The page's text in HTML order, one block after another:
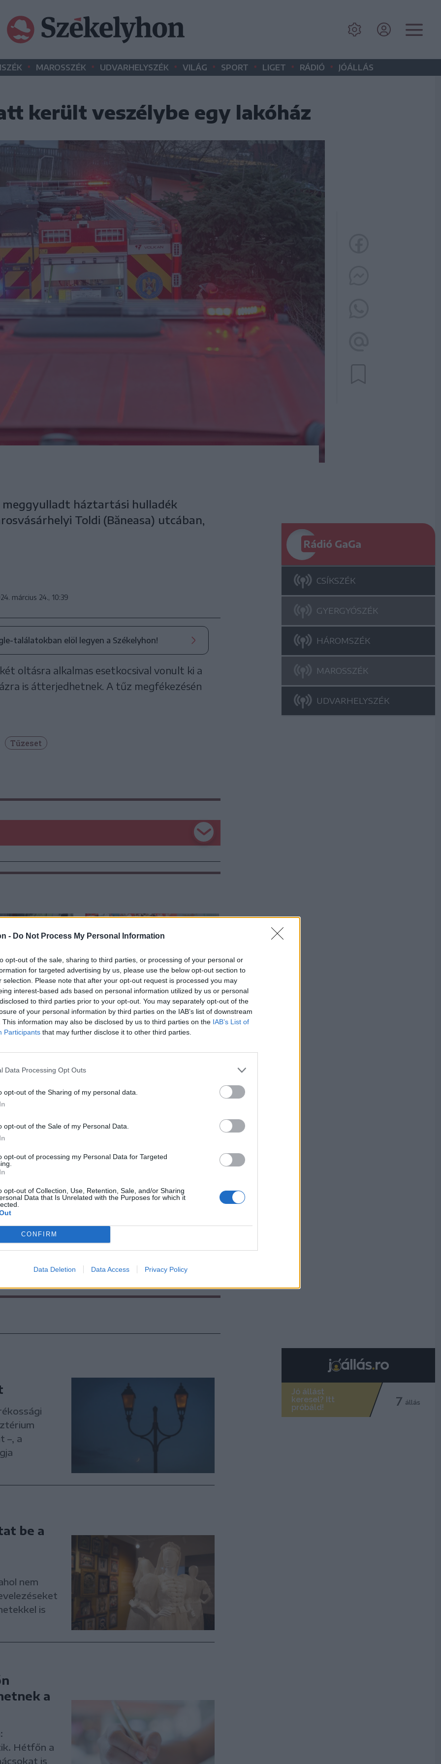
- Do Not Process My Personal Information
opt-out of the sale, sharing to third parties, or processing of your personal or
for targeted advertising by us, please use the below opt-out section to
selection. Please note that after your opt-out request is processed you may
interest-based ads based on personal information utilized by us or personal
to third parties prior to your opt-out. You may separately opt-out of the
of your personal information by third parties on the IAB’s list of downstream
This information may also be disclosed by us to third parties on the IAB’s List of
Participants that may further disclose it to other third parties.
Data Processing Opt Outs
opt-out of the Sharing of my personal data.
opt-out of the Sale of my Personal Data.
opt-out of processing my Personal Data for Targeted
opt-out of Collection, Use, Retention, Sale, and/or Sharing
Data that Is Unrelated with the Purposes for which it
CONFIRM
Data Deletion Data Access Privacy Policy
• MAROSSZÉK • UDVARHELYSZÉK • VILÁG • SPORT • LIGET • RÁDIÓ • JÓÁLLÁS
került veszélybe egy lakóház
háztartási hulladék
Toldi (Băneasa) utcában,
március 24., 10:39
találatokban elöl legyen a Székelyhon!
oltásra alkalmas esetkocsival vonult ki a
is átterjedhetnek. A tűz megfékezésén
Tűzeset
Rádió GaGa
CSÍKSZÉK
GYERGYÓSZÉK
HÁROMSZÉK
MAROSSZÉK
UDVARHELYSZÉK
volt”
a
családfő
Székely Sport
Súlyos veszteség,
eltiltották a Sepsi OSK
és
támadás –
a Farul ellen
Nőileg
s menjünk!
–, a
be a
nem
is
a
Hétfőn a
is